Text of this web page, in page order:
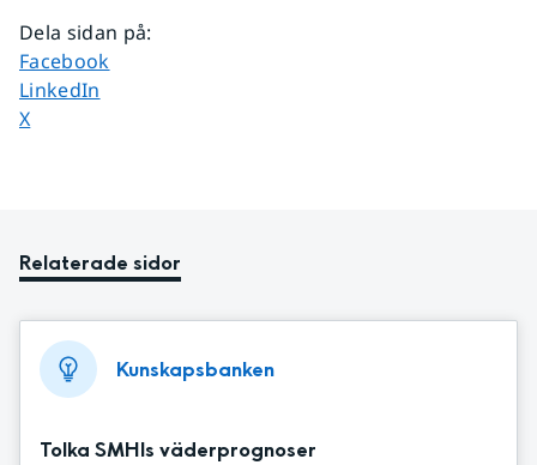
Dela sidan på:
Dela sidan på
Facebook
Dela sidan på
LinkedIn
Dela sidan på
X
Relaterade sidor
Kunskapsbanken
Tolka SMHIs väderprognoser